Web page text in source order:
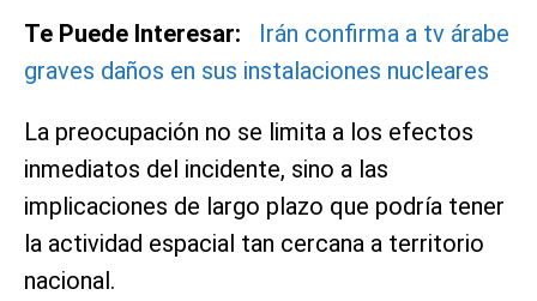
Te Puede Interesar:
Irán confirma a tv árabe
graves daños en sus instalaciones nucleares
La preocupación no se limita a los efectos
inmediatos del incidente, sino a las
implicaciones de largo plazo que podría tener
la actividad espacial tan cercana a territorio
nacional.